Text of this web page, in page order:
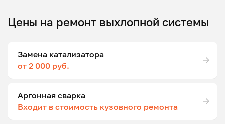
Цены на ремонт выхлопной системы
Замена катализатора
от 2 000 руб.
Аргонная сварка
Входит в стоимость кузовного ремонта